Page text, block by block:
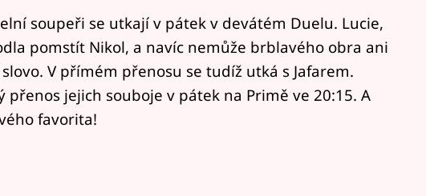
soupeři se utkají v pátek v devátém Duelu. Lucie,
pomstít Nikol, a navíc nemůže brblavého obra ani
V přímém přenosu se tudíž utká s Jafarem.
přenos jejich souboje v pátek na Primě ve 20:15. A
favorita!